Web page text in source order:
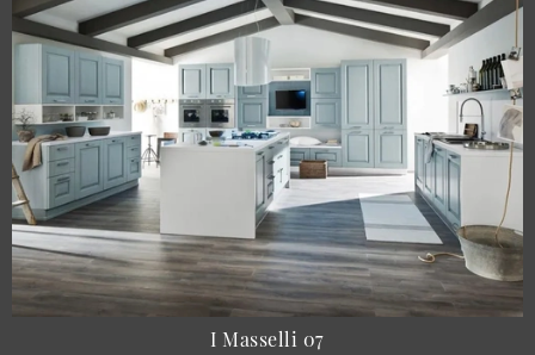
I Masselli 07